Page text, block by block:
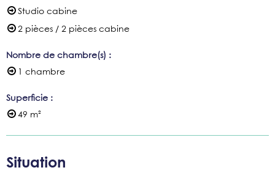
Studio cabine
2 pièces / 2 pièces cabine
Nombre de chambre(s) :
1 chambre
Superficie :
49 m²
Situation